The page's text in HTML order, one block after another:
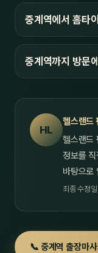
중계역에서 홈타
중계역까지 방문
HL
헬스랜드
헬스랜드
정보를
바탕으로
최종 수정
📞 중계역 출장마